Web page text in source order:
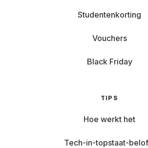
Studentenkorting
Vouchers
Black Friday
TIPS
Hoe werkt het
Tech-in-topstaat-